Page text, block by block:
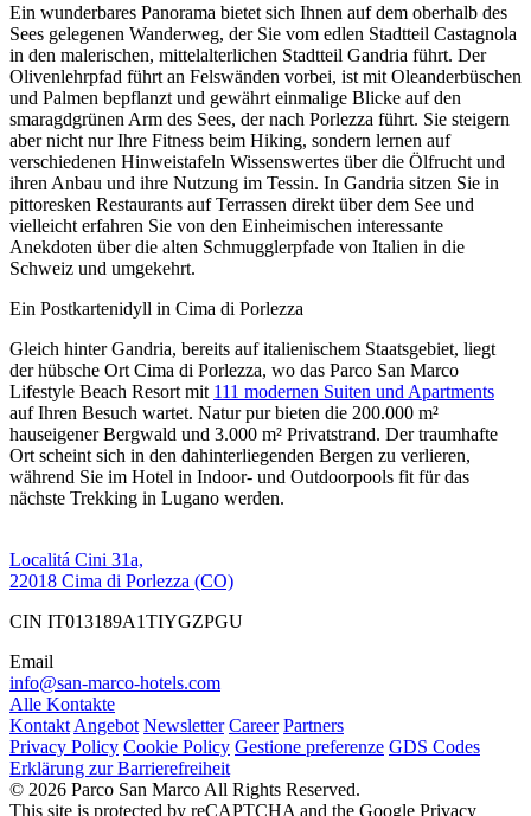
Ein wunderbares Panorama bietet sich Ihnen auf dem oberhalb des
Sees gelegenen Wanderweg, der Sie vom edlen Stadtteil Castagnola
in den malerischen, mittelalterlichen Stadtteil Gandria führt. Der
Olivenlehrpfad führt an Felswänden vorbei, ist mit Oleanderbüschen
und Palmen bepflanzt und gewährt einmalige Blicke auf den
smaragdgrünen Arm des Sees, der nach Porlezza führt. Sie steigern
aber nicht nur Ihre Fitness beim Hiking, sondern lernen auf
verschiedenen Hinweistafeln Wissenswertes über die Ölfrucht und
ihren Anbau und ihre Nutzung im Tessin. In Gandria sitzen Sie in
pittoresken Restaurants auf Terrassen direkt über dem See und
vielleicht erfahren Sie von den Einheimischen interessante
Anekdoten über die alten Schmugglerpfade von Italien in die
Schweiz und umgekehrt.
Ein Postkartenidyll in Cima di Porlezza
Gleich hinter Gandria, bereits auf italienischem Staatsgebiet, liegt
der hübsche Ort Cima di Porlezza, wo das Parco San Marco
Lifestyle Beach Resort mit 111 modernen Suiten und Apartments
auf Ihren Besuch wartet. Natur pur bieten die 200.000 m²
hauseigener Bergwald und 3.000 m² Privatstrand. Der traumhafte
Ort scheint sich in den dahinterliegenden Bergen zu verlieren,
während Sie im Hotel in Indoor- und Outdoorpools fit für das
nächste Trekking in Lugano werden.
Localitá Cini 31a,
22018 Cima di Porlezza (CO)
CIN IT013189A1TIYGZPGU
Email
info@san-marco-hotels.com
Alle Kontakte
Kontakt Angebot Newsletter Career Partners
Privacy Policy Cookie Policy Gestione preferenze GDS Codes
Erklärung zur Barrierefreiheit
© 2026 Parco San Marco All Rights Reserved.
This site is protected by reCAPTCHA and the Google Privacy